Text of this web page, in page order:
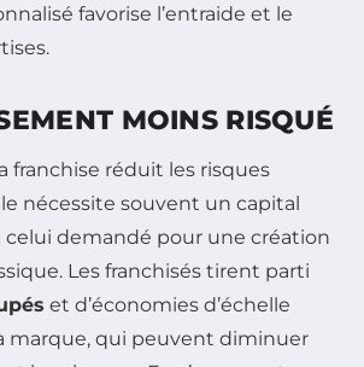
favorise l’entraide et le
MOINS RISQUÉ
franchise réduit les risques
nécessite souvent un capital
celui demandé pour une création
Les franchisés tirent parti
et d’économies d’échelle
marque, qui peuvent diminuer